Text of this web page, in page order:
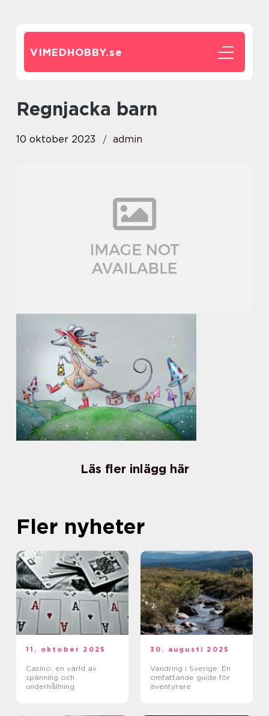
VIMEDHOBBY.se
regnjacka barn
10 oktober 2023 admin
Läs fler inlägg här
Fler nyheter
11. oktober 2025
Casino: en värld av
spänning och
underhållning
30. augusti 2025
Vandring i Sverige: En
omfattande guide för
äventyrare